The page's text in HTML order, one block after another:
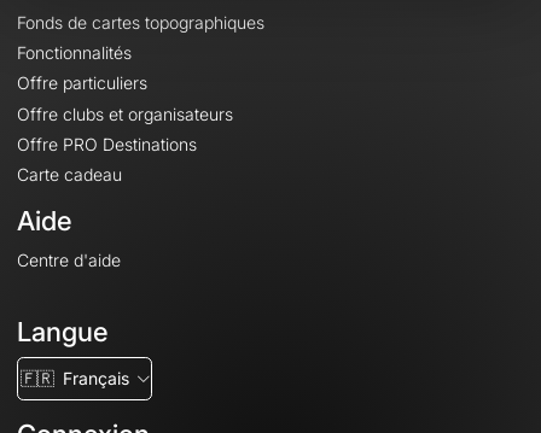
Fonds de cartes topographiques
Fonctionnalités
Offre particuliers
Offre clubs et organisateurs
Offre PRO Destinations
Carte cadeau
Aide
Centre d'aide
Langue
🇫🇷 Français